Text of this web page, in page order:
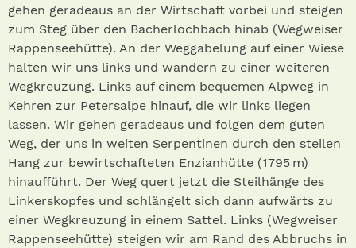
gehen geradeaus an der Wirtschaft vorbei und steigen
zum Steg über den Bacherlochbach hinab (Wegweiser
Rappenseehütte). An der Weggabelung auf einer Wiese
halten wir uns links und wandern zu einer weiteren
Wegkreuzung. Links auf einem bequemen Alpweg in
Kehren zur Petersalpe hinauf, die wir links liegen
lassen. Wir gehen geradeaus und folgen dem guten
Weg, der uns in weiten Serpentinen durch den steilen
Hang zur bewirtschafteten Enzianhütte (1795 m)
hinaufführt. Der Weg quert jetzt die Steilhänge des
Linkerskopfes und schlängelt sich dann aufwärts zu
einer Wegkreuzung in einem Sattel. Links (Wegweiser
Rappenseehütte) steigen wir am Rand des Abbruchs in